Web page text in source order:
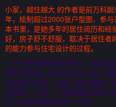
小家，越住越大 的作者是前万科
年，绘制超过2000张户型图，参
本书里，是她多年的居住阅历和
好，房子舒不舒服，取决于居住者
的能力参与住宅设计的过程。
一个人在家里的言行举止，决定着
泄的垃圾场，对家人冷言冷语，
当成爱的归宿，对家人善言暖语
的情绪，才是一个家庭最好的风
的人永远幸福的科学一书中。